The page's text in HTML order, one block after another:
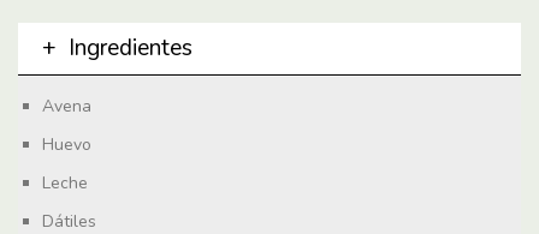
Ingredientes
Avena
Huevo
Leche
Dátiles